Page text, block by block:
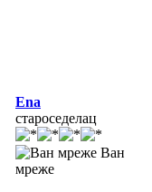
Ena
староседелац
Ван
мреже